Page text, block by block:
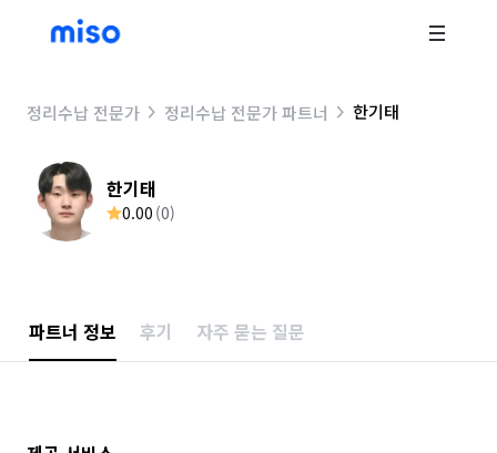
정리수납 전문가 정리수납 전문가 파트너 한기태
한기태
0.00 (0)
파트너 정보 후기 자주 묻는 질문